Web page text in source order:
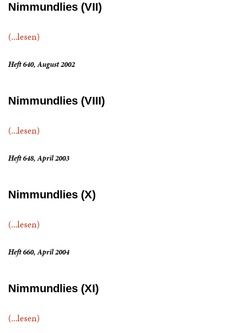
Nimmundlies (VII)
(...lesen)
Heft 640, August 2002
Nimmundlies (VIII)
(...lesen)
Heft 648, April 2003
Nimmundlies (X)
(...lesen)
Heft 660, April 2004
Nimmundlies (XI)
(...lesen)